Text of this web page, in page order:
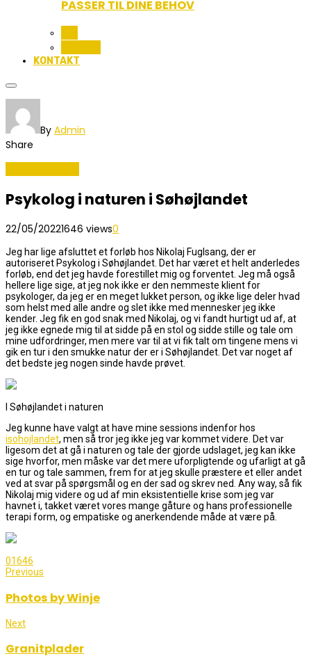
PASSER TIL DINE BEHOV
KONTAKT
By Admin
Share
Psykolog i naturen i Søhøjlandet
22/05/20221646 views0
Jeg har lige afsluttet et forløb hos Nikolaj Fuglsang, der er
autoriseret Psykolog i Søhøjlandet. Det har været et helt anderledes
forløb, end det jeg havde forestillet mig og forventet. Jeg må også
hellere lige sige, at jeg nok ikke er den nemmeste klient for
psykologer, da jeg er en meget lukket person, og ikke lige deler hvad
som helst med alle andre og slet ikke med mennesker jeg ikke
kender. Jeg fik en god snak med Nikolaj, og vi fandt hurtigt ud af, at
jeg ikke egnede mig til at sidde på en stol og sidde stille og tale om
mine udfordringer, men mere var til at vi fik talt om tingene mens vi
gik en tur i den smukke natur der er i Søhøjlandet. Det var noget af
det bedste jeg nogen sinde havde prøvet.
I Søhøjlandet i naturen
Jeg kunne have valgt at have mine sessions indenfor hos
isohojlandet, men så tror jeg ikke jeg var kommet videre. Det var
ligesom det at gå i naturen og tale der gjorde udslaget, jeg kan ikke
sige hvorfor, men måske var det mere uforpligtende og ufarligt at gå
en tur og tale sammen, frem for at jeg skulle præstere et eller andet
ved at svar på spørgsmål og en der sad og skrev ned. Any way, så fik
Nikolaj mig videre og ud af min eksistentielle krise som jeg var
havnet i, takket været vores mange gåture og hans professionelle
terapi form, og empatiske og anerkendende måde at være på.
01646
Previous
Photos by Winje
Next
Granitplader